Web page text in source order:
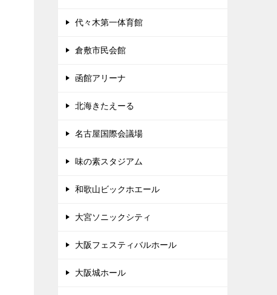
代々木第一体育館
倉敷市民会館
函館アリーナ
北海きたえーる
名古屋国際会議場
味の素スタジアム
和歌山ビックホエール
大宮ソニックシティ
大阪フェスティバルホール
大阪城ホール